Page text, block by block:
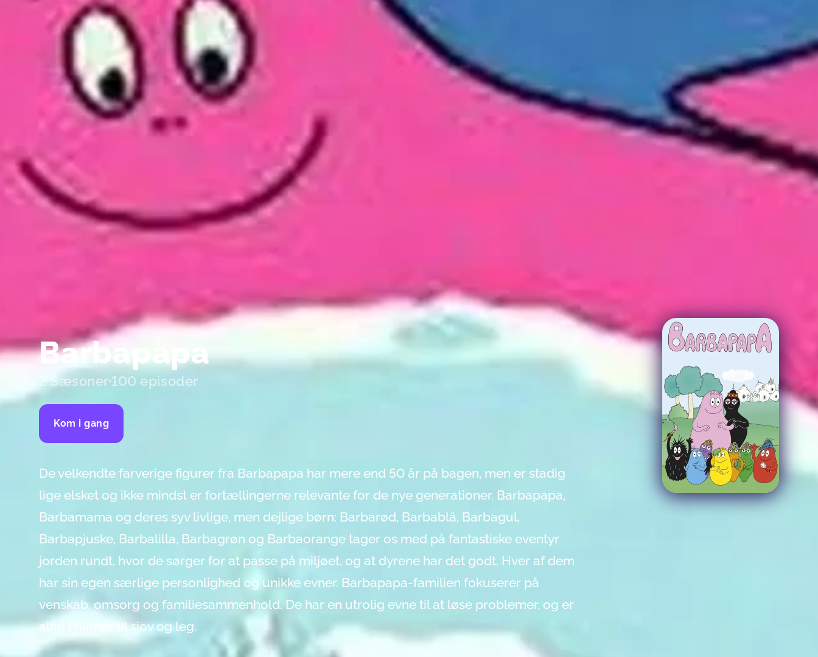
Barbapapa
2 Sæsoner100 episoder
Kom i gang
De velkendte farverige figurer fra Barbapapa har mere end 50 år på bagen, men er stadig
lige elsket og ikke mindst er fortællingerne relevante for de nye generationer. Barbapapa,
Barbamama og deres syv livlige, men dejlige børn: Barbarød, Barbablå, Barbagul,
Barbapjuske, Barbalilla, Barbagrøn og Barbaorange tager os med på fantastiske eventyr
jorden rundt, hvor de sørger for at passe på miljøet, og at dyrene har det godt. Hver af dem
har sin egen særlige personlighed og unikke evner. Barbapapa-familien fokuserer på
venskab, omsorg og familiesammenhold. De har en utrolig evne til at løse problemer, og er
altid i humør til sjov og leg.